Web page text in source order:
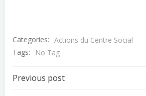
Categories: Actions du Centre Social
Tags:
No Tag
Post
Previous post